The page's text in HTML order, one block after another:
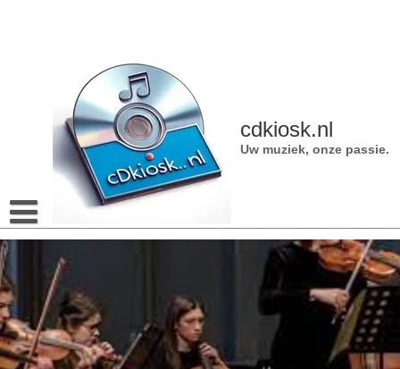
cdkiosk.nl
Uw muziek, onze passie.